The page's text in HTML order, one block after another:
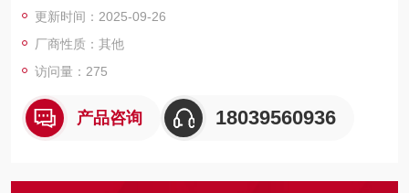
更新时间：2025-09-26
厂商性质：其他
访问量：275
产品咨询 18039560936